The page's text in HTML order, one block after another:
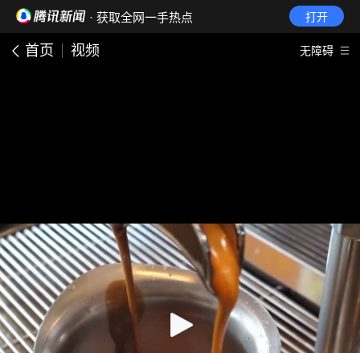
· 获取全网一手热点 打开
首页 视频 无障碍